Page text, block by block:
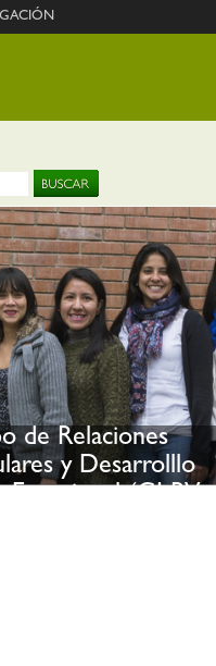
de Relaciones
y Desarrolllo